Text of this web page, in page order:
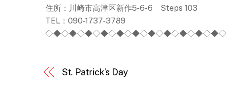
住所：川崎市高津区新作5-6-6 Steps 103
TEL：090-1737-3789
◇◆◇◆◇◆◇◆◇◆◇◆◇◆◇◆◇◆◇◆◇◆◇
St. Patrick’s Day